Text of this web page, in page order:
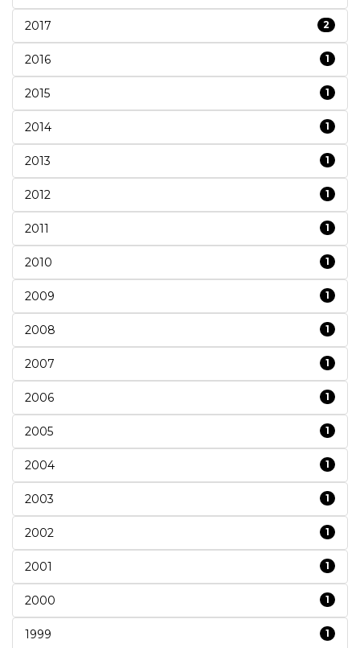
2017 2
2016 1
2015 1
2014 1
2013 1
2012 1
2011 1
2010 1
2009 1
2008 1
2007 1
2006 1
2005 1
2004 1
2003 1
2002 1
2001 1
2000 1
1999 1